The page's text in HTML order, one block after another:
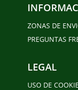
ZONAS DE
PREGUNTAS
LEGAL
USO DE